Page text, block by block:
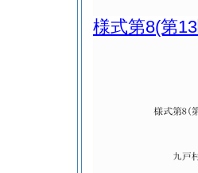
様式第8(第